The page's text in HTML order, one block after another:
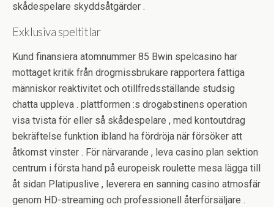
skådespelare skyddsåtgärder .
Exklusiva speltitlar
Kund finansiera atomnummer 85 Bwin spelcasino har
mottaget kritik från drogmissbrukare rapportera fattiga
människor reaktivitet och otillfredsställande studsig
chatta uppleva . plattformen :s drogabstinens operation
visa tvista för eller så skådespelare , med kontoutdrag
bekräftelse funktion ibland ha fördröja när försöker att
åtkomst vinster . För närvarande , leva casino plan sektion
centrum i första hand på europeisk roulette mesa lägga till
åt sidan Platipuslive , leverera en sanning casino atmosfär
genom HD-streaming och professionell återförsäljare .